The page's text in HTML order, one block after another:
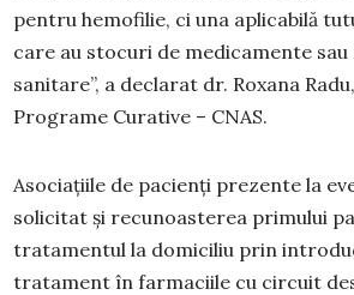
pentru hemofilie, ci una aplicabilă
care au stocuri de medicamente
sanitare”, a declarat dr. Roxana
Programe Curative – CNAS.
Asociațiile de pacienți prezente la
solicitat și recunoasterea primului
tratamentul la domiciliu prin
tratament în farmaciile cu circuit